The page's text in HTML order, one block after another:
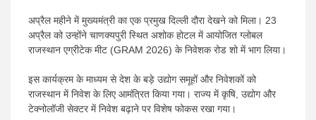
अप्रैल महीने में मुख्यमंत्री का एक प्रमुख दिल्ली दौरा देखने को मिला। 23
अप्रैल को उन्होंने चाणक्यपुरी स्थित अशोक होटल में आयोजित ग्लोबल
राजस्थान एग्रीटेक मीट (GRAM 2026) के निवेशक रोड शो में भाग लिया।
इस कार्यक्रम के माध्यम से देश के बड़े उद्योग समूहों और निवेशकों को
राजस्थान में निवेश के लिए आमंत्रित किया गया। राज्य में कृषि, उद्योग और
टेक्नोलॉजी सेक्टर में निवेश बढ़ाने पर विशेष फोकस रखा गया।